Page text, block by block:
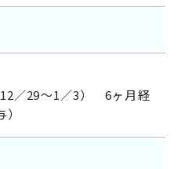
／29～1／3） 6ヶ月経